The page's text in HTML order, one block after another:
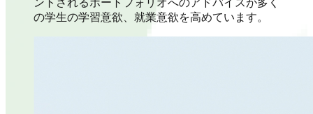
の学生の学習意欲、就業意欲を高めています。